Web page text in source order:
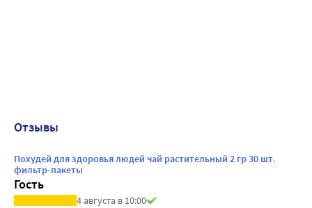
Отзывы
Похудей для здоровья людей чай растительный 2 гр 30 шт.
фильтр-пакеты
Гость
4 августа в 10:00